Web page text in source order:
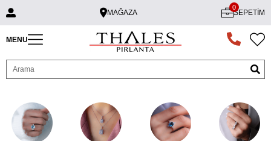
MAĞAZA SEPETIM
0
MENU